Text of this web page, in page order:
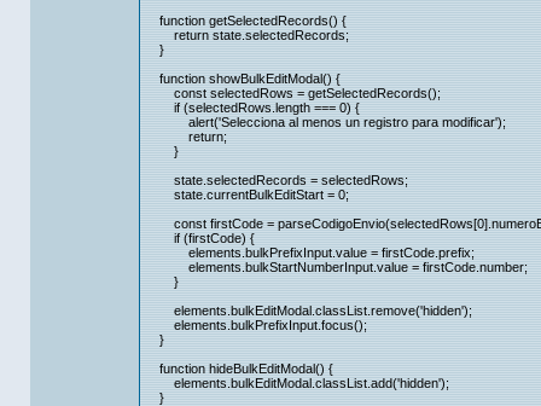
function getSelectedRecords() {
return state.selectedRecords;
}
function showBulkEditModal() {
const selectedRows = getSelectedRecords();
if (selectedRows.length === 0) {
alert('Selecciona al menos un registro para modificar');
return;
}
state.selectedRecords = selectedRows;
state.currentBulkEditStart = 0;
const firstCode =
if (firstCode) {
elements.bulkPrefixInput.value = firstCode.prefix;
elements.bulkStartNumberInput.value = firstCode.number;
}
elements.bulkEditModal.classList.remove('hidden');
elements.bulkPrefixInput.focus();
}
function hideBulkEditModal() {
elements.bulkEditModal.classList.add('hidden');
}